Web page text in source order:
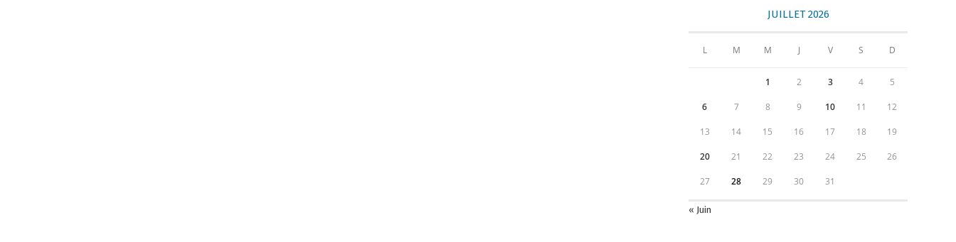
JUILLET 2026
L M M J V S D
1 2 3 4 5
6 7 8 9 10 11 12
13 14 15 16 17 18 19
20 21 22 23 24 25 26
27 28 29 30 31
« Juin